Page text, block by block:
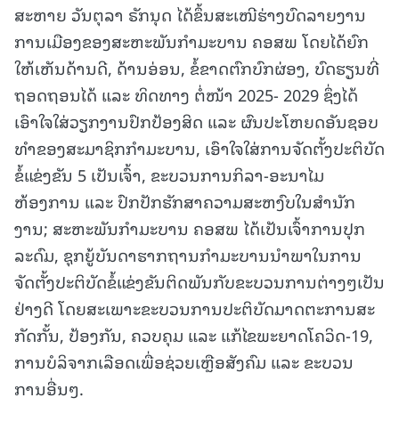
ສະຫາຍ ວັນຕຸລາ ຣັກນຸດ ໄດ້ຂຶ້ນສະເໜີຮ່າງບົດລາຍງານ
ການເມືອງຂອງສະຫະພັນກໍາມະບານ ຄອສພ ໂດຍໄດ້ຍົກ
ໃຫ້ເຫັນດ້ານດີ, ດ້ານອ່ອນ, ຂໍ້ຂາດຕົກບົກຜ່ອງ, ບົດຮຽນທີ່
ຖອດຖອນໄດ້ ແລະ ທິດທາງ ຕໍ່ໜ້າ 2025- 2029 ຊຶ່ງໄດ້
ເອົາໃຈໃສ່ວຽກງານປົກປ້ອງສິດ ແລະ ຜົນປະໂຫຍດອັນຊອບ
ທໍາຂອງສະມາຊິກກໍາມະບານ, ເອົາໃຈໃສ່ການຈັດຕັ້ງປະຕິບັດ
ຂໍ້ແຂ່ງຂັນ 5 ເປັນເຈົ້າ, ຂະບວນການກິລາ-ອະນາໄມ
ຫ້ອງການ ແລະ ປົກປັກຮັກສາຄວາມສະຫງົບໃນສໍານັກ
ງານ; ສະຫະພັນກຳມະບານ ຄອສພ ໄດ້ເປັນເຈົ້າການປຸກ
ລະດົມ, ຊຸກຍູ້ບັນດາຮາກຖານກຳມະບານນໍາພາໃນການ
ຈັດຕັ້ງປະຕິບັດຂໍ້ແຂ່ງຂັນຕິດພັນກັບຂະບວນການຕ່າງໆເປັນ
ຢ່າງດີ ໂດຍສະເພາະຂະບວນການປະຕິບັດມາດຕະການສະ
ກັດກັ້ນ, ປ້ອງກັນ, ຄວບຄຸມ ແລະ ແກ້ໄຂພະຍາດໂຄວິດ-19,
ການບໍລິຈາກເລືອດເພື່ອຊ່ວຍເຫຼືອສັງຄົມ ແລະ ຂະບວນ
ການອື່ນໆ.